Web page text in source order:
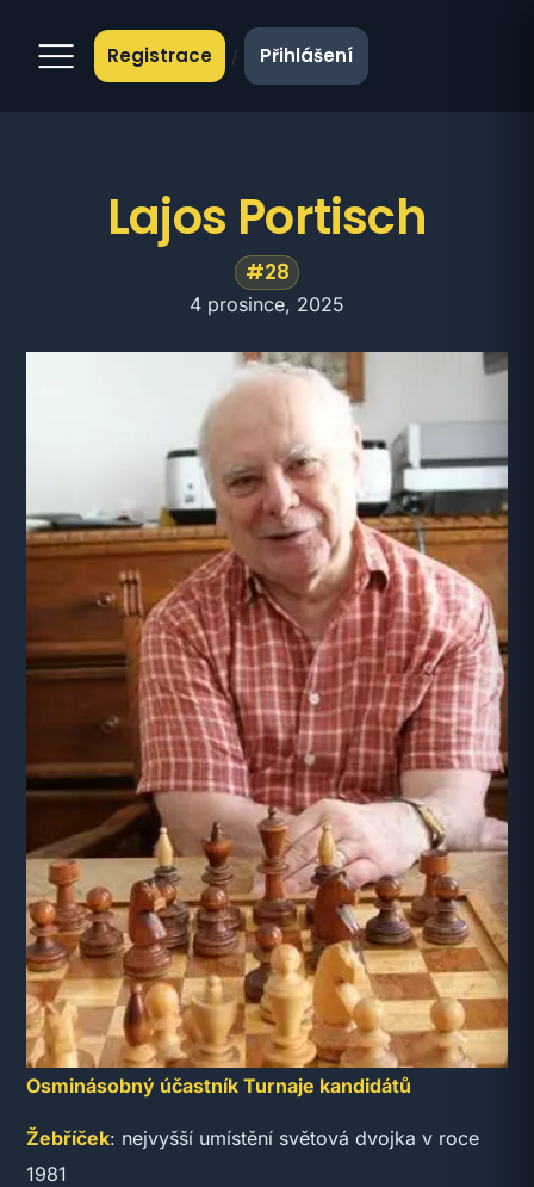
Registrace / Přihlášení
Lajos Portisch
#28
4 prosince, 2025
Osminásobný účastník Turnaje kandidátů
Žebříček: nejvyšší umístění světová dvojka v roce
1981